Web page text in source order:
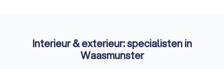
Interieur & exterieur: specialisten in
Waasmunster